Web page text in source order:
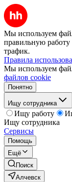
Мы используем
правильную работу
трафик.
Правила
Мы используем
файлов cookie
Понятно
Ищу сотрудника
Ищу работу
Ищу сотрудника
Сервисы
Помощь
Ещё
Поиск
Алчевск